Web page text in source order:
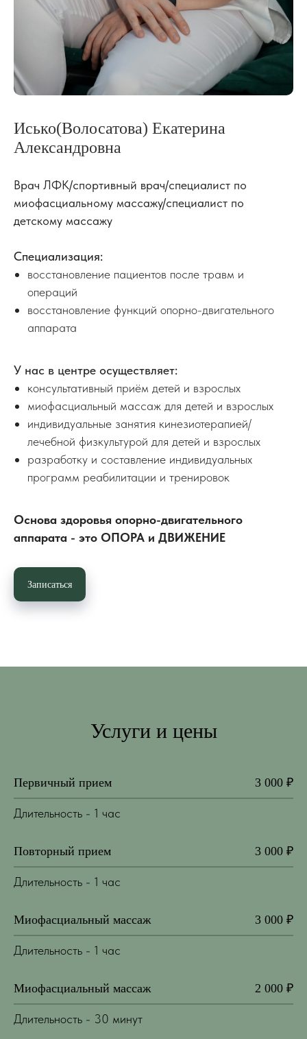
Исько(Волосатова) Екатерина
Александровна
Врач ЛФК/спортивный врач/специалист по
миофасциальному массажу/специалист по
детскому массажу
Специализация:
восстановление пациентов после травм и
операций
восстановление функций опорно-двигательного
аппарата
У нас в центре осуществляет:
консультативный приём детей и взрослых
миофасциальный массаж для детей и взрослых
индивидуальные занятия кинезиотерапией/
лечебной физкультурой для детей и взрослых
разработку и составление индивидуальных
программ реабилитации и тренировок
Основа здоровья опорно-двигательного
аппарата - это ОПОРА и ДВИЖЕНИЕ
Записаться
Услуги и цены
Первичный прием 3 000 ₽
Длительность - 1 час
Повторный прием 3 000 ₽
Длительность - 1 час
Миофасциальный массаж 3 000 ₽
Длительность - 1 час
Миофасциальный массаж 2 000 ₽
Длительность - 30 минут